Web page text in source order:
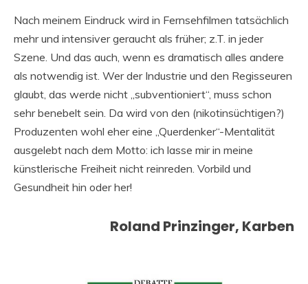
Nach meinem Eindruck wird in Fernsehfilmen tatsächlich
mehr und intensiver geraucht als früher; z.T. in jeder
Szene. Und das auch, wenn es dramatisch alles andere
als notwendig ist. Wer der Industrie und den Regisseuren
glaubt, das werde nicht „subventioniert“, muss schon
sehr benebelt sein. Da wird von den (nikotinsüchtigen?)
Produzenten wohl eher eine „Querdenker“-Mentalität
ausgelebt nach dem Motto: ich lasse mir in meine
künstlerische Freiheit nicht reinreden. Vorbild und
Gesundheit hin oder her!
Roland Prinzinger, Karben